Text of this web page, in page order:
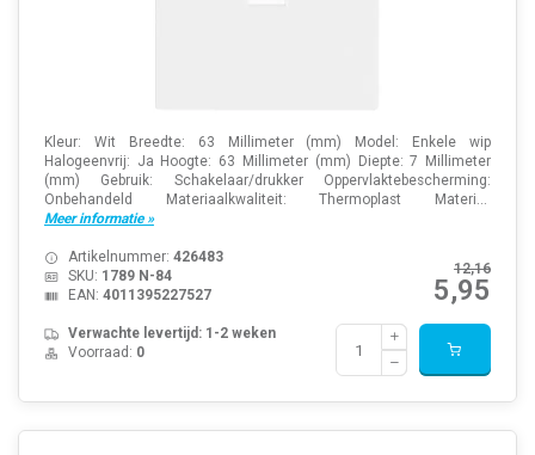
Kleur: Wit Breedte: 63 Millimeter (mm) Model: Enkele wip
Halogeenvrij: Ja Hoogte: 63 Millimeter (mm) Diepte: 7 Millimeter
(mm) Gebruik: Schakelaar/drukker Oppervlaktebescherming:
Onbehandeld Materiaalkwaliteit: Thermoplast Materi...
Meer informatie »
12,16
5,95
Artikelnummer: 426483
SKU: 1789 N-84
EAN: 4011395227527
Verwachte levertijd: 1-2 weken
Voorraad: 0